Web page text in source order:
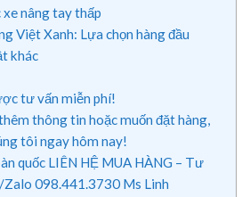
nâng tay thấp
Việt Xanh: Lựa chọn hàng đầu
khác
tư vấn miễn phí!
thông tin hoặc muốn đặt hàng,
tôi ngay hôm nay!
quốc LIÊN HỆ MUA HÀNG – Tư
098.441.3730 Ms Linh